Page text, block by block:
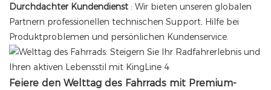
Durchdachter Kundendienst : Wir bieten unseren globalen
Partnern professionellen technischen Support, Hilfe bei
Produktproblemen und persönlichen Kundenservice.
Feiere den Welttag des Fahrrads mit Premium-